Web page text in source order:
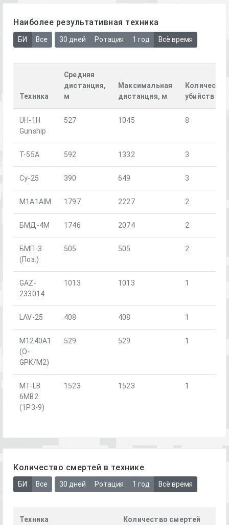
Наиболее результативная техника
БИ Все 30 дней Ротация 1 год Всё время
Техника
Средняя
дистанция,
м
Максимальная
дистанция, м
Количество
убийств
UH-1H
Gunship
527 1045 8
T-55A 592 1332 3
Су-25 390 649 3
M1A1AIM 1797 2227 2
БМД-4М 1746 2074 2
БМП-3
(Поз.)
505 505 2
GAZ-
233014
1013 1013 1
LAV-25 408 408 1
M1240A1
(O-
GPK/M2)
529 529 1
MT-LB
6MB2
(1P3-9)
1523 1523 1
Количество смертей в технике
БИ Все 30 дней Ротация 1 год Всё время
Техника Количество смертей